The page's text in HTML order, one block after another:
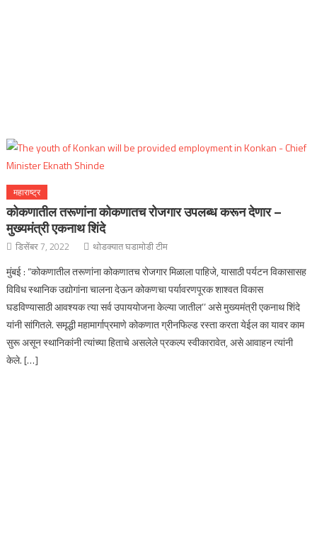
महाराष्ट्र
कोकणातील तरूणांना कोकणातच रोजगार उपलब्ध करून देणार –
मुख्यमंत्री एकनाथ शिंदे
डिसेंबर 7, 2022 थोडक्यात घडामोडी टीम
मुंबई : “कोकणातील तरूणांना कोकणातच रोजगार मिळाला पाहिजे, यासाठी पर्यटन विकासासह
विविध स्थानिक उद्योगांना चालना देऊन कोकणचा पर्यावरणपूरक शाश्वत विकास
घडविण्यासाठी आवश्यक त्या सर्व उपाययोजना केल्या जातील’’ असे मुख्यमंत्री एकनाथ शिंदे
यांनी सांगितले. समृद्धी महामार्गाप्रमाणे कोकणात ग्रीनफिल्ड रस्ता करता येईल का यावर काम
सुरू असून स्थानिकांनी त्यांच्या हिताचे असलेले प्रकल्प स्वीकारावेत, असे आवाहन त्यांनी
केले. […]